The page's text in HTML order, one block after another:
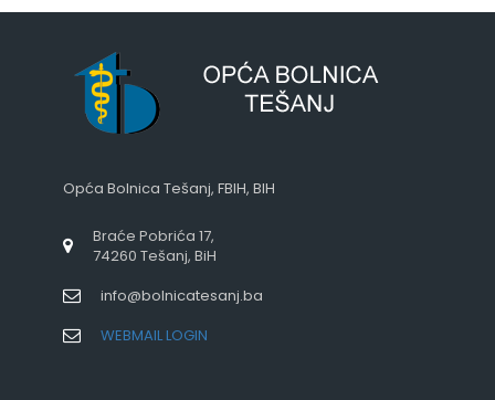
Opća Bolnica Tešanj, FBIH, BIH
Braće Pobrića 17,
74260 Tešanj, BiH
info@bolnicatesanj.ba
WEBMAIL LOGIN